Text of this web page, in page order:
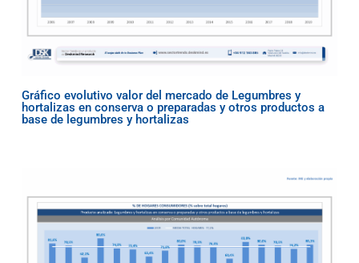
Gráfico evolutivo valor del mercado de Legumbres y
hortalizas en conserva o preparadas y otros productos a
base de legumbres y hortalizas